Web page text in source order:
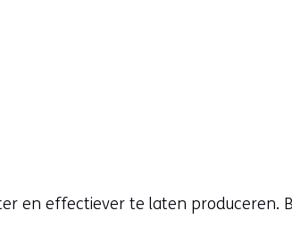
en effectiever te laten produceren.